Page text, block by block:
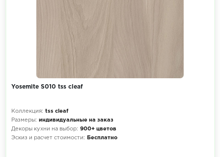
Yosemite S010 tss cleaf
Коллекция: tss cleaf
Размеры: индивидуальные на заказ
Декоры кухни на выбор: 900+ цветов
Эскиз и расчет стоимости:
Бесплатно